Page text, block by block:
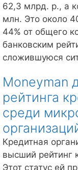
62,3 млрд. р., а
млн. Это около
44% от общего
банковским
сложившуюся
Moneyman
рейтинга
среди
Кредитная
высший рейтинг
Этот статус ей